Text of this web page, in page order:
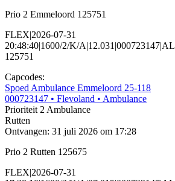
Prio 2 Emmeloord 125751
FLEX|2026-07-31
20:48:40|1600/2/K/
125751
Capcodes:
Spoed Ambulance Emmeloord 25-118
000723147 • Flevoland • Ambulance
Prioriteit 2 Ambulance
Rutten
Ontvangen: 31 juli 2026 om 17:28
Prio 2 Rutten 125675
FLEX|2026-07-31